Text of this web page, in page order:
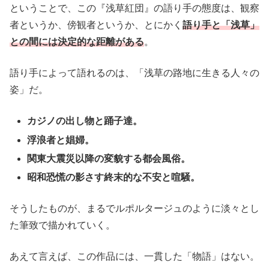
ということで、この『浅草紅団』の語り手の態度は、観察
者というか、傍観者というか、とにかく 語り手と「浅草」
との間には決定的な距離がある。
語り手によって語れるのは、「浅草の路地に生きる人々の
姿」だ。
カジノの出し物と踊子達。
浮浪者と娼婦。
関東大震災以降の変貌する都会風俗。
昭和恐慌の影さす終末的な不安と喧騒。
そうしたものが、まるでルポルタージュのように淡々とし
た筆致で描かれていく。
あえて言えば、この作品には、一貫した「物語」はない。